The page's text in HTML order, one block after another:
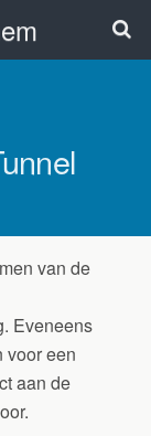
van de
Eveneens
voor een
aan de